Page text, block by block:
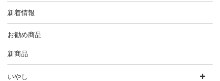
新着情報
お勧め商品
新商品
いやし